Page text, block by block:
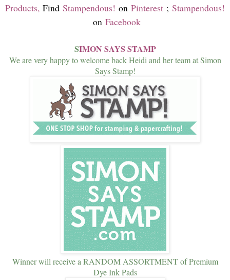
Products, Find Stampendous! on Pinterest ; Stampendous!
on Facebook
SIMON SAYS STAMP
We are very happy to welcome back Heidi and her team at Simon
Says Stamp!
Winner will receive a RANDOM ASSORTMENT of Premium
Dye Ink Pads